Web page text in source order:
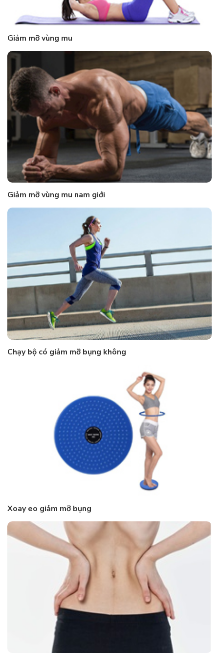
Giảm mỡ vùng mu
Giảm mỡ vùng mu nam giới
Chạy bộ có giảm mỡ bụng không
Xoay eo giảm mỡ bụng